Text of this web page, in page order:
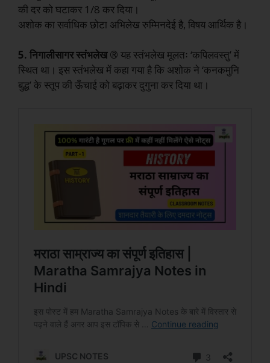
की दर को घटाकर 1/8 कर दिया।
अशोककासर्वाधिकछोटा अभिलेखरुम्मिनदेईहै, विषयआर्थिकहै।
5. निगालीसागरस्तंभलेख® यह स्तंभलेख मूलतः ‘कपिलवस्तु’ में
स्थित था। इस स्तंभलेख में कहा गया है कि अशोक ने ‘कनकमुनि
बुद्ध’ के स्तूप की ऊँचाई को बढ़ाकर दुगुना कर दिया था।